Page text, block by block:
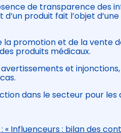
de transparence des
produit fait l’objet
promotion et de la vente
produits médicaux.
et
dans le secteur pour les
« Influenceurs : bilan des